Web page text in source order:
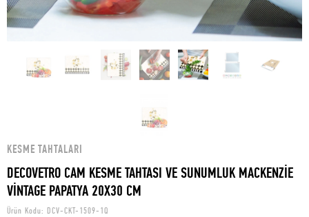
KESME TAHTALARI
DECOVETRO CAM KESME TAHTASI VE SUNUMLUK MACKENZİE
VİNTAGE PAPATYA 20X30 CM
Ürün Kodu: DCV-CKT-1509-1Q